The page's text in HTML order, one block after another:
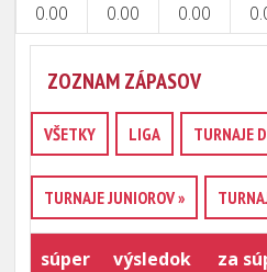
0.00
0.00 0.00
ZOZNAM ZÁPASOV
VŠETKY LIGA TURNAJE
TURNAJE JUNIOROV »
súper výsledok za